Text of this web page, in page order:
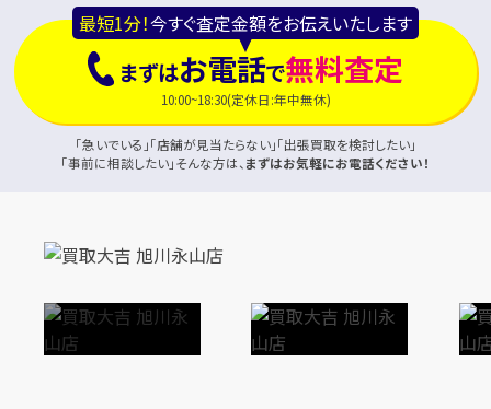
最短1分！今すぐ査定金額をお伝えいたします
まずはお電話で無料査定
10:00~18:30(定休日:年中無休)
「急いでいる」「店舗が見当たらない」「出張買取を検討したい」
「事前に相談したい」そんな方は、まずはお気軽にお電話ください！